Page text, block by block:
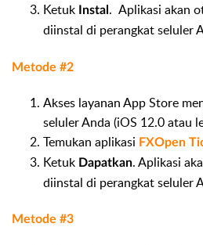
Ketuk
Instal . Aplikasi akan
diinstal di perangkat seluler
Metode #2
Akses layanan App Store
seluler Anda (iOS 12.0 atau
Temukan aplikasi FXOpen
Ketuk Dapatkan. Aplikasi
diinstal di perangkat seluler
Metode #3